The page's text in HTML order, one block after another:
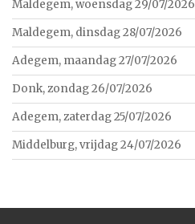
Maldegem, woensdag 29/07/2026
Maldegem, dinsdag 28/07/2026
Adegem, maandag 27/07/2026
Donk, zondag 26/07/2026
Adegem, zaterdag 25/07/2026
Middelburg, vrijdag 24/07/2026